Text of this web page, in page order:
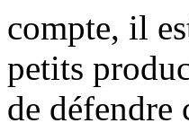
compte, il
petits
de